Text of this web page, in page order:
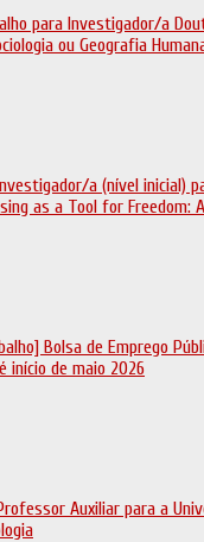
para Investigador/a
ou Geografia
até 29 de maio 2026
a (nível inicial)
as a Tool for Freedom:
8 de maio
Bolsa de Emprego
início de maio 2026
Auxiliar para a